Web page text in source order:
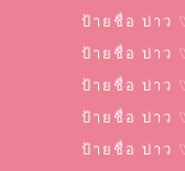
ป้ายชื่อ บ่าว
ป้ายชื่อ บ่าว
ป้ายชื่อ บ่าว
ป้ายชื่อ บ่าว
ป้ายชื่อ บ่าว